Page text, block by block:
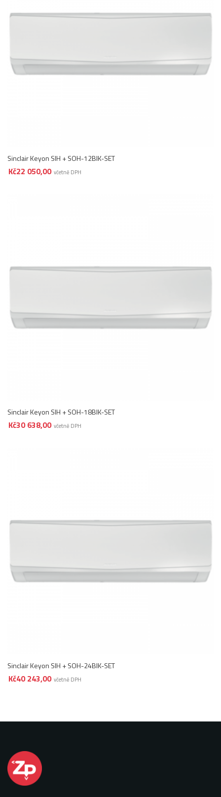
Sinclair Keyon SIH + SOH-12BIK-SET
Kč22 050,00 včetně DPH
Sinclair Keyon SIH + SOH-18BIK-SET
Kč30 638,00 včetně DPH
Sinclair Keyon SIH + SOH-24BIK-SET
Kč40 243,00 včetně DPH